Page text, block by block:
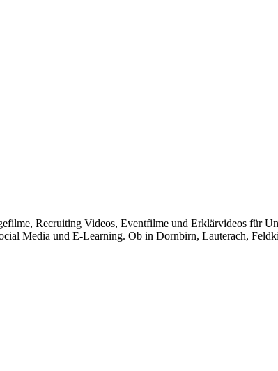
Recruiting Videos, Eventfilme und Erklärvideos für
Media und E-Learning. Ob in Dornbirn, Lauterach,